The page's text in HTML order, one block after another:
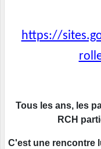
https://
Tous les ans, les
RCH
C'est une rencontre